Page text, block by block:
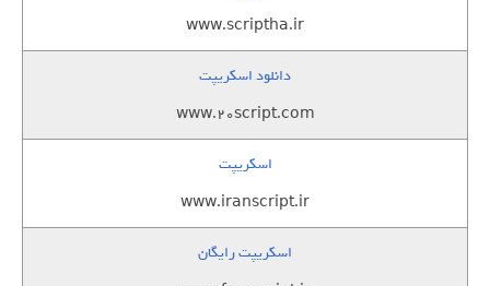
www.scriptha.ir
دانلود اسکریپت
www.20script.com
اسکریپت
www.iranscript.ir
اسکریپت رایگان